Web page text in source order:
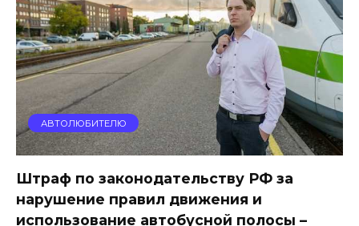
АВТОЛЮБИТЕЛЮ
Штраф по законодательству РФ за
нарушение правил движения и
использование автобусной полосы –